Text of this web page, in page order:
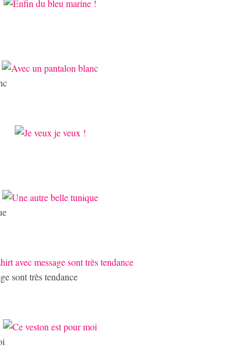
sont très tendance